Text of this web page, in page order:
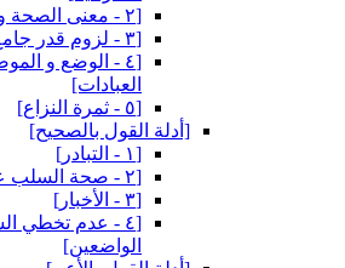
[٢ - معنى الصحة و الفساد]
[٣ - لزوم قدر جامع على القولين‏]
[٤ - الوضع و
العبادات‏]
[٥ - ثمرة النزاع‏]
[أدلة القول بالصحيح‏]
[١ - التبادر]
[٢ - صحة السلب عن الفاسد]
[٣ - الأخبار]
[٤ - عدم تخطي
الواضعين‏]